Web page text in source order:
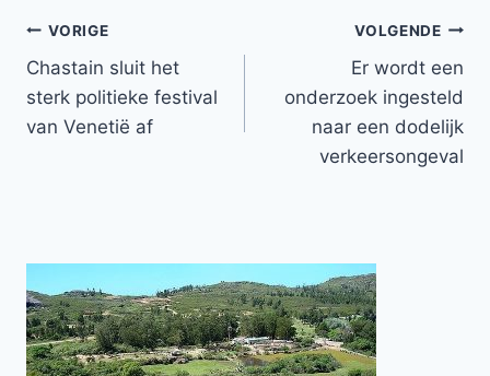
Bericht
navigatie
VORIGE
Chastain sluit het
sterk politieke festival
van Venetië af
VOLGENDE
Er wordt een
onderzoek ingesteld
naar een dodelijk
verkeersongeval